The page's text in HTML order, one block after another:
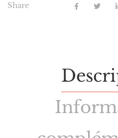
Share